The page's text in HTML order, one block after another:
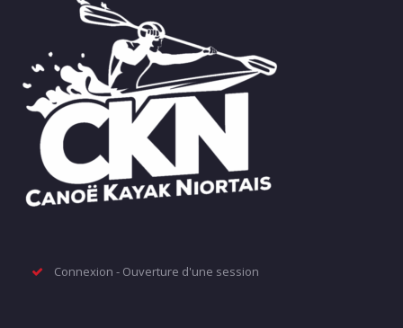
Connexion - Ouverture d'une session